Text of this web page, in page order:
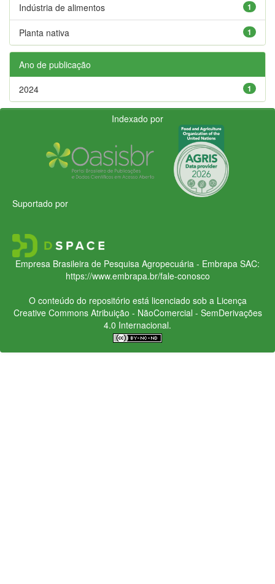
1
Indústria de alimentos
1
Planta nativa
Ano de publicação
1
2024
Indexado por
Suportado por
Empresa Brasileira de Pesquisa Agropecuária - Embrapa SAC:
https://www.embrapa.br/fale-conosco
O conteúdo do repositório está licenciado sob a Licença
Creative CommonsAtribuição - NãoComercial - SemDerivações
4.0 Internacional.